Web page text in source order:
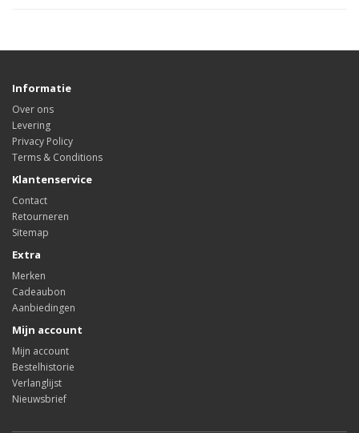
Informatie
Over ons
Levering
Privacy Policy
Terms & Conditions
Klantenservice
Contact
Retourneren
Sitemap
Extra
Merken
Cadeaubon
Aanbiedingen
Mijn account
Mijn account
Bestelhistorie
Verlanglijst
Nieuwsbrief